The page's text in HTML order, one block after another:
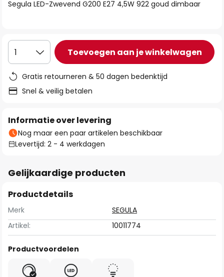
gallerij
Segula LED-Zwevend G200 E27 4,5W 922 goud dimbaar
1 Toevoegen aan je winkelwagen
Gratis retourneren & 50 dagen bedenktijd
Snel & veilig betalen
Informatie over levering
Nog maar een paar artikelen beschikbaar
Levertijd: 2 - 4 werkdagen
Gelijkaardige producten
Productdetails
Merk
SEGULA
Artikel:
10011774
Productvoordelen